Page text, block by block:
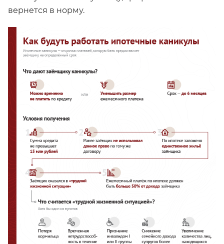
вернется в норму.